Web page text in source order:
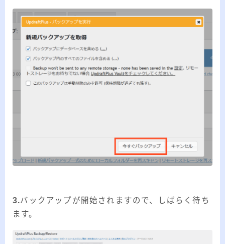
3.バックアップが開始されますので、しばらく待ち
ます。